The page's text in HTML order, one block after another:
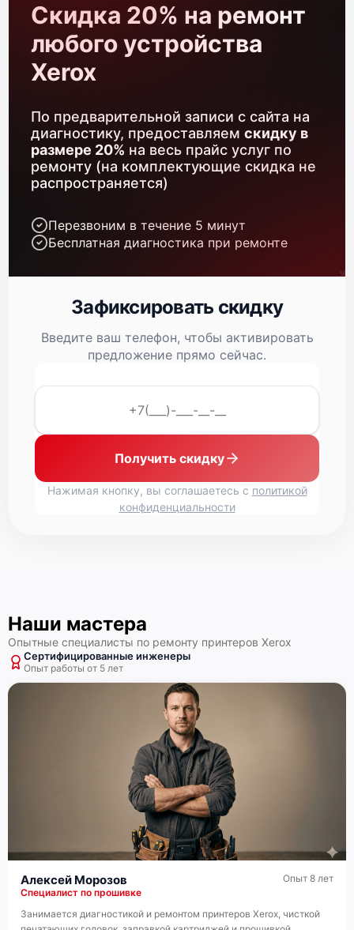
Скидка 20% на ремонт
любого устройства
Xerox
По предварительной записи с сайта на
диагностику, предоставляем скидку в
размере 20% на весь прайс услуг по
ремонту (на комплектующие скидка не
распространяется)
Перезвоним в течение 5 минут
Бесплатная диагностика при ремонте
Зафиксировать скидку
Введите ваш телефон, чтобы активировать
предложение прямо сейчас.
Получить скидку
Нажимая кнопку, вы соглашаетесь с политикой
конфиденциальности
Наши мастера
Опытные специалисты по ремонту принтеров Xerox
Сертифицированные инженеры
Опыт работы от 5 лет
Алексей Морозов
Специалист по прошивке
Опыт 8 лет
Занимается диагностикой и ремонтом принтеров Xerox, чисткой